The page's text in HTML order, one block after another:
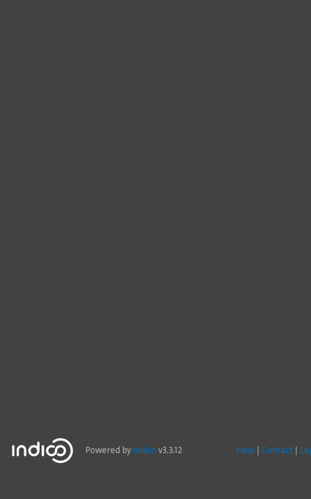
Powered by Indicov3.3.12 Help Contact